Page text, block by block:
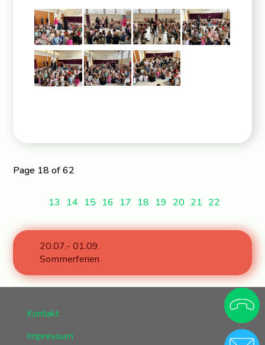
Page 18 of 62
13 14 15 16 17 18 19 20 21 22
20.07.- 01.09.
Sommerferien
Kontakt
Impressum